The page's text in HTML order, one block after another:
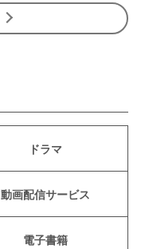
ドラマ
動画配信サービス
電子書籍